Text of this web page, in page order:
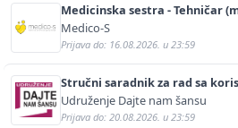
Medicinska sestra - Tehničar
Medico-S
Prijava do: 16.08.2026. u 23:59
Stručni saradnik za rad sa
Udruženje Dajte nam šansu
Prijava do: 20.08.2026. u 23:59